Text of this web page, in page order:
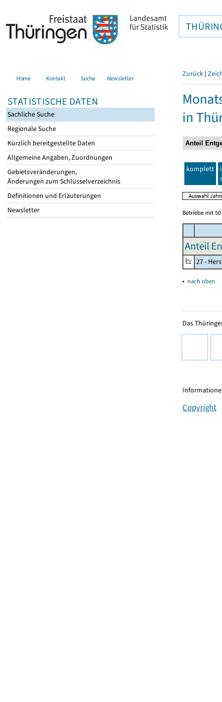
Home Kontakt Suche Newsletter
STATISTISCHE DATEN
Sachliche Suche
Regionale Suche
Kürzlich bereitgestellte Daten
Allgemeine Angaben, Zuordnungen
Gebietsveränderungen,
Änderungen zum Schlüsselverzeichnis
Definitionen und Erläuterungen
Newsletter
Zurück |
in
komplett
Betriebe mit
Anteil
27 -
▴ nach oben
Das
Copyright